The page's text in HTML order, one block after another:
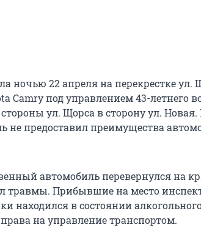
ночью 22 апреля на перекрестке ул.
Camry под управлением 43-летнего
ул. Щорса в сторону ул. Новая.
не предоставил преимущества
автомобиль перевернулся на
травмы. Прибывшие на место
находился в состоянии
на управление транспортом.